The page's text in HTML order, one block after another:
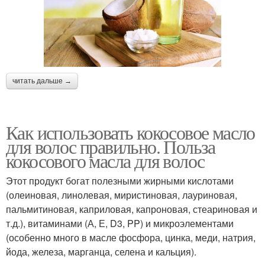
читать дальше →
Как использовать кокосовое масло
для волос правильно. Польза
кокосового масла для волос
Этот продукт богат полезными жирными кислотами
(олеиновая, линолевая, миристиновая, лауриновая,
пальмитиновая, каприловая, капроновая, стеариновая и
т.д.), витаминами (А, Е, D3, PP) и микроэлементами
(особенно много в масле фосфора, цинка, меди, натрия,
йода, железа, марганца, селена и кальция).